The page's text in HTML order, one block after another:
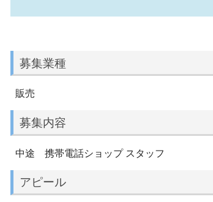
募集業種
販売
募集内容
中途 携帯電話ショップ スタッフ
アピール